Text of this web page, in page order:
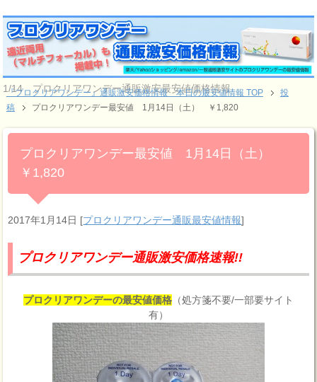
1/14 プロクリアワンデー通販激安最安値価格情報
『プロクリアワンデー』通販激安価格情報 本日の最安値情報 TOP
投
稿
プロクリアワンデー最安値 1月14日（土） ￥1,820
プロクリアワンデー最安値 1月14日（土）
￥1,820
2017年1月14日 [プロクリアワンデー通販最安値情報]
プロクリアワンデー通販激安価格速報!!
プロクリアワンデーの最安値価格（処方箋不要/一部要サイト
有）